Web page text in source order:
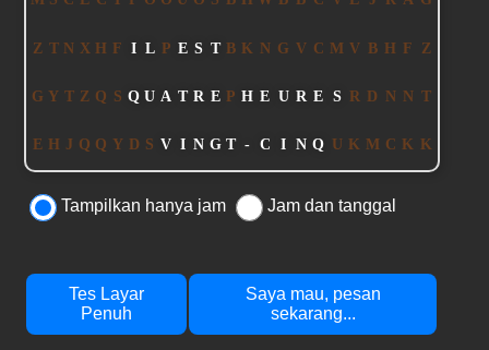
Tampilkan hanya jam Jam dan tanggal
Tes Layar
Penuh
Saya mau, pesan
sekarang...